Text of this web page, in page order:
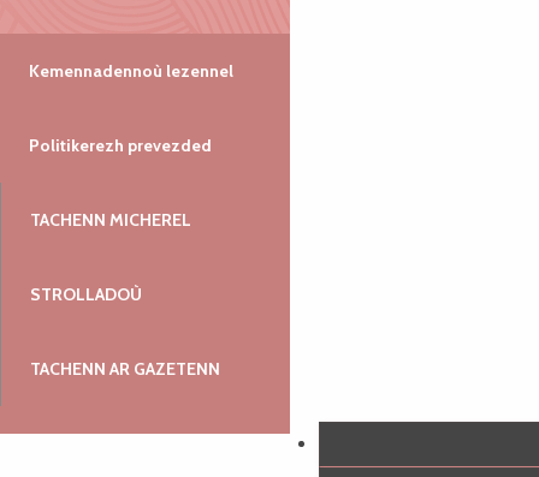
Kemennadennoù lezennel
Politikerezh prevezded
TACHENN MICHEREL
STROLLADOÙ
TACHENN AR GAZETENN